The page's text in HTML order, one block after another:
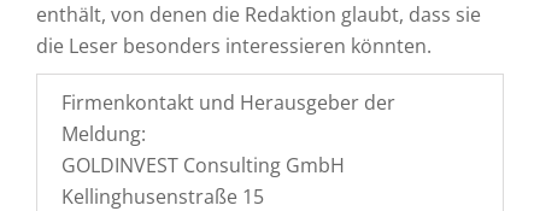
enthält, von denen die Redaktion glaubt, dass sie
die Leser besonders interessieren könnten.
Firmenkontakt und Herausgeber der
Meldung:
GOLDINVEST Consulting GmbH
Kellinghusenstraße 15